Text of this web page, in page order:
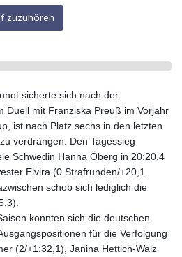
zuzuhören
sicherte sich nach der
Duell mit Franziska Preuß im Vorjahr
ist nach Platz sechs in den letzten
verdrängen. Den Tagessieg
Schwedin Hanna Öberg in 20:20,4
Elvira (0 Strafrunden/+20,1
schob sich lediglich die
konnten sich die deutschen
für die Verfolgung
(2/+1:32,1), Janina Hettich-Walz